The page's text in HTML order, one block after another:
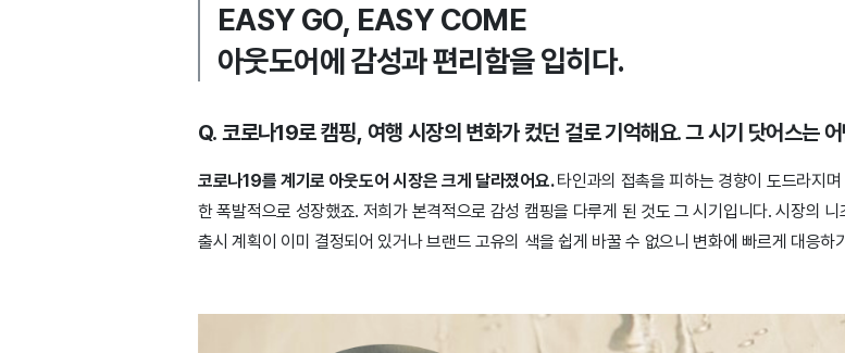
EASY GO, EASY COME
아웃도어에 감성과 편리함을 입히다.
Q. 코로나19로 캠핑, 여행 시장의 변화가 컸던 걸로 기억해요. 그 시기 닷어스는
코로나19를 계기로 아웃도어 시장은 크게 달라졌어요.타인과의 접촉을 피하는 경향이 도드라지
한 폭발적으로 성장했죠. 저희가 본격적으로 감성 캠핑을 다루게 된 것도 그 시기입니다. 시장의
출시 계획이 이미 결정되어 있거나 브랜드 고유의 색을 쉽게 바꿀 수 없으니 변화에 빠르게 대응하